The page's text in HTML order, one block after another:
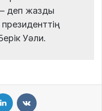
деп жазды
президенттің
Уәли.
LinkedIn